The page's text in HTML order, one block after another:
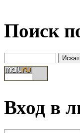
Поиск
Вход в